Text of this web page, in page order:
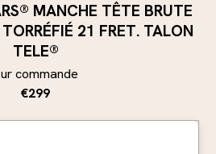
MANCHE TÊTE BRUTE
21 FRET. TALON
TELE®
commande
€299